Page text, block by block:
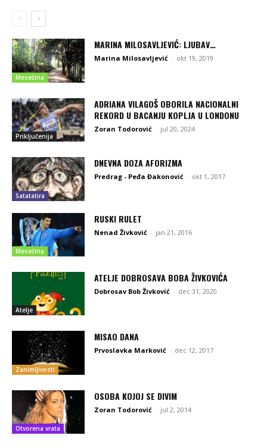
Mesečina
MARINA MILOSAVLJEVIĆ: LJUBAV…
Marina Milosavljević - okt 19, 2019
Priključenija
ADRIANA VILAGOŠ OBORILA NACIONALNI
REKORD U BACANJU KOPLJA U LONDONU
Zoran Todorović - jul 20, 2024
Satatatira
DNEVNA DOZA AFORIZMA
Predrag - Peđa Đakonović - okt 1, 2017
Mesečina
RUSKI RULET
Nenad Živković - jan 21, 2016
Atelje
ATELJE DOBROSAVA BOBA ŽIVKOVIĆA
Dobrosav Bob Živković - dec 31, 2020
Zanimljivosti
MISAO DANA
Prvoslavka Marković - dec 12, 2017
Otvorena vrata
OSOBA KOJOJ SE DIVIM
Zoran Todorović - jul 2, 2014